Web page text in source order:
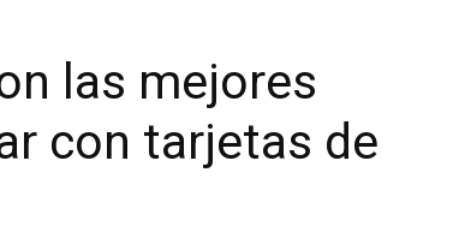
las mejores
con tarjetas de